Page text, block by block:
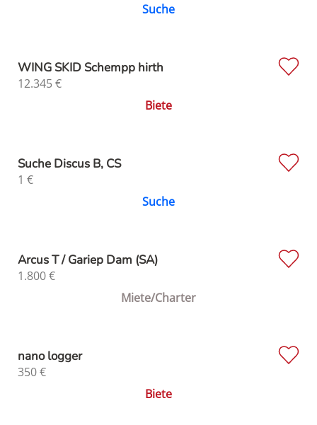
Suche
WING SKID Schempp hirth
12.345€
Biete
Suche Discus B, CS
1 €
Suche
Arcus T / Gariep Dam (SA)
1.800€
Miete/Charter
nano logger
350€
Biete